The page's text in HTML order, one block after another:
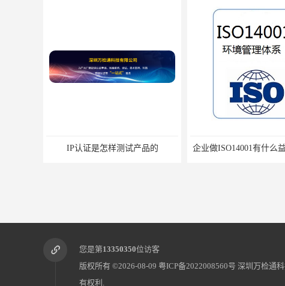
企业做ISO14001有什么益处和影响 CNAS认证 一站式
您是第13350350位访客
版权所有 ©2026-08-09 粤ICP备2022008560号 深圳万检通
有权利.